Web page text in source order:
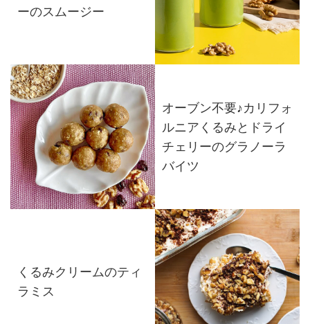
ーのスムージー
オーブン不要♪カリフォ
ルニアくるみとドライ
チェリーのグラノーラ
バイツ
くるみクリームのティ
ラミス